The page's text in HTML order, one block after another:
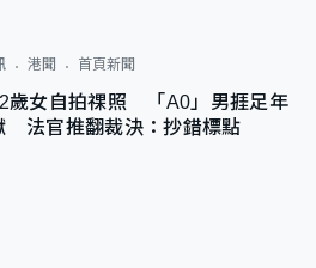
港聞 首頁新聞
歲女自拍祼照 「A0」男捱足年
法官推翻裁決：抄錯標點